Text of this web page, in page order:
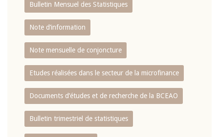
Bulletin Mensuel des Statistiques
Note d’information
Note mensuelle de conjoncture
Etudes réalisées dans le secteur de la microfinance
Documents d’études et de recherche de la BCEAO
Bulletin trimestriel de statistiques